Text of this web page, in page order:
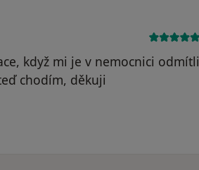
když mi je v nemocnici odmítli
chodím, děkuji